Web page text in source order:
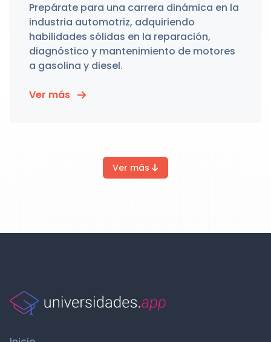
Prepárate para una carrera dinámica en la
industria automotriz, adquiriendo
habilidades sólidas en la reparación,
diagnóstico y mantenimiento de motores
a gasolina y diesel.
Ver más
Ver más